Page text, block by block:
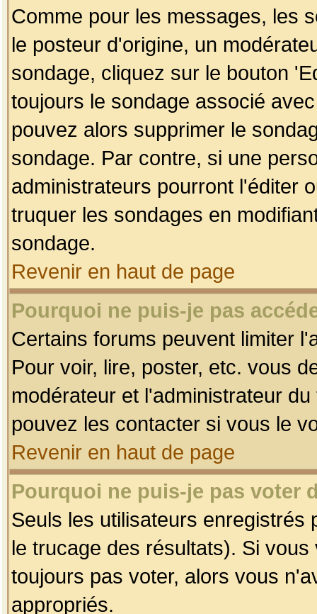
Comme pour les messages, les
le posteur d'origine, un
sondage, cliquez sur le bouton
toujours le sondage associé
pouvez alors supprimer le
sondage. Par contre, si une
administrateurs pourront l'éditer
truquer les sondages en
sondage.
Revenir en haut de page
Pourquoi ne puis-je pas
Certains forums peuvent limiter
Pour voir, lire, poster, etc. vous
modérateur et l'administrateur
pouvez les contacter si vous le
Revenir en haut de page
Pourquoi ne puis-je pas voter
Seuls les utilisateurs enregistrés
le trucage des résultats). Si
toujours pas voter, alors vous
appropriés.